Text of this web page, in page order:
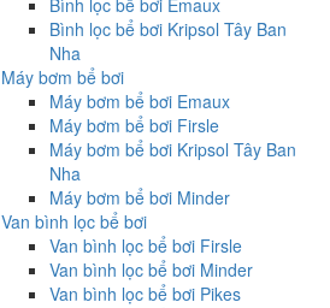
Bình lọc bể bơi Emaux
Bình lọc bể bơi Kripsol Tây Ban
Nha
Máy bơm bể bơi
Máy bơm bể bơi Emaux
Máy bơm bể bơi Firsle
Máy bơm bể bơi Kripsol Tây Ban
Nha
Máy bơm bể bơi Minder
Van bình lọc bể bơi
Van bình lọc bể bơi Firsle
Van bình lọc bể bơi Minder
Van bình lọc bể bơi Pikes